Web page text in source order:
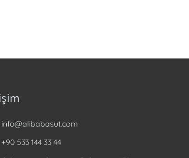
info@alibabasut.com
+90 533 144 33 44